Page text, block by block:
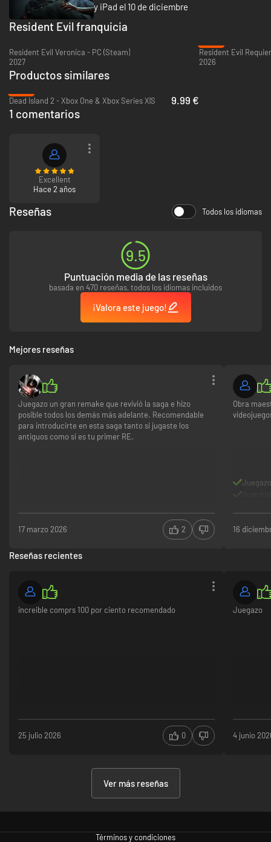
y iPad el 10 de diciembre
Resident Evil franquicia
Resident Evil Veronica - PC (Steam)
2027
Resident Evil
2026
Productos similares
Dead Island 2 - Xbox One & Xbox Series X|S
9.99 €
1 comentarios
Excellent
Hace 2 años
Reseñas Todos los idiomas
9.5
Puntuación media de las reseñas
basada en 470 reseñas, todos los idiomas incluidos
¡Valora este juego!
Mejores reseñas
Juegazo un gran remake que revivió la saga e hizo
posible todos los demás más adelante. Recomendable
para introducirte en esta saga tanto si jugaste los
antiguos como si es tu primer RE.
17 marzo 2026 2
Obra
16
Reseñas recientes
increible comprs 100 por ciento recomendado
25 julio 2026 0
Juegazo
4 junio
Ver más reseñas
Términos y condiciones